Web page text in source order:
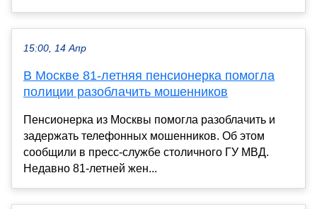
15:00, 14 Апр
В Москве 81-летняя пенсионерка помогла
полиции разоблачить мошенников
Пенсионерка из Москвы помогла разоблачить и
задержать телефонных мошенников. Об этом
сообщили в пресс-службе столичного ГУ МВД.
Недавно 81-летней жен...